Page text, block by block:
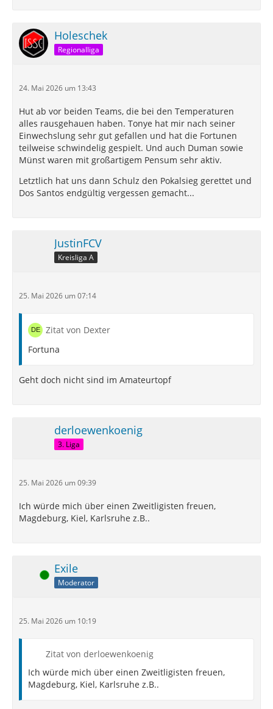
Holeschek
Regionalliga
24. Mai 2026 um 13:43
Hut ab vor beiden Teams, die bei den Temperaturen
alles rausgehauen haben. Tonye hat mir nach seiner
Einwechslung sehr gut gefallen und hat die Fortunen
teilweise schwindelig gespielt. Und auch Duman sowie
Münst waren mit großartigem Pensum sehr aktiv.
Letztlich hat uns dann Schulz den Pokalsieg gerettet und
Dos Santos endgültig vergessen gemacht...
JustinFCV
Kreisliga A
25. Mai 2026 um 07:14
Zitat von Dexter
Fortuna
Geht doch nicht sind im Amateurtopf
derloewenkoenig
3. Liga
25. Mai 2026 um 09:39
Ich würde mich über einen Zweitligisten freuen,
Magdeburg, Kiel, Karlsruhe z.B..
Online Exile
Moderator
25. Mai 2026 um 10:19
Zitat von derloewenkoenig
Ich würde mich über einen Zweitligisten freuen,
Magdeburg, Kiel, Karlsruhe z.B..